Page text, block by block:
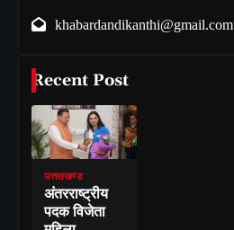
khabardandikanthi@gmail.com
Recent Post
उत्तराखण्ड
अंतरराष्ट्रीय
पदक विजेता